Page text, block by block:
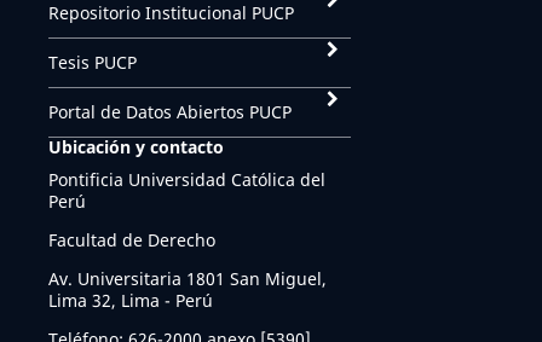
Repositorio Institucional PUCP
Tesis PUCP
Portal de Datos Abiertos PUCP
Ubicación y contacto
Pontificia Universidad Católica del
Perú
Facultad de Derecho
Av. Universitaria 1801 San Miguel,
Lima 32, Lima - Perú